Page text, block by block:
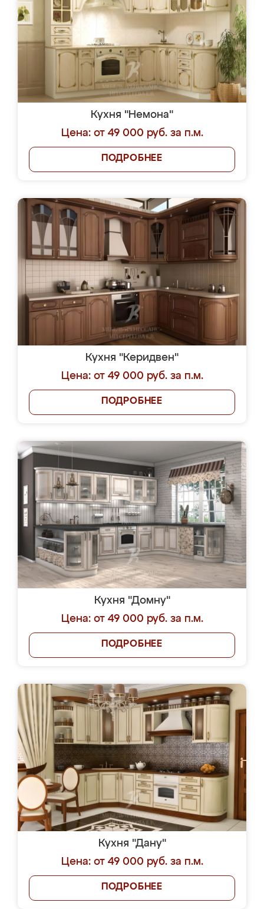
Кухня "Немона"
Цена: от 49 000 руб. за п.м.
ПОДРОБНЕЕ
Кухня "Керидвен"
Цена: от 49 000 руб. за п.м.
ПОДРОБНЕЕ
Кухня "Домну"
Цена: от 49 000 руб. за п.м.
ПОДРОБНЕЕ
Кухня "Дану"
Цена: от 49 000 руб. за п.м.
ПОДРОБНЕЕ